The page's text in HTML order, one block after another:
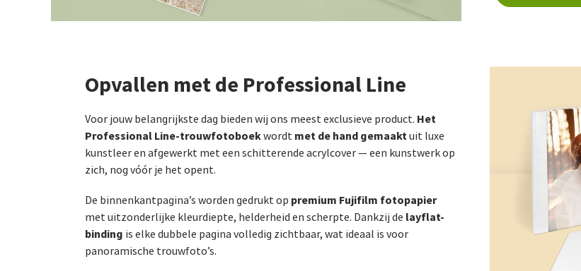
Opvallen met de Professional Line
Voor jouw belangrijkste dag bieden wij ons meest exclusieve product. Het
Professional Line-trouwfotoboekwordt met de hand gemaaktuit luxe
kunstleer en afgewerkt met een schitterende acrylcover — een kunstwerk op
zich, nog vóór je het opent.
De binnenkantpagina’s worden gedrukt op premium Fujifilm fotopapier
met uitzonderlijke kleurdiepte, helderheid en scherpte. Dankzij de layflat-
binding is elke dubbele pagina volledig zichtbaar, wat ideaal is voor
panoramische trouwfoto’s.